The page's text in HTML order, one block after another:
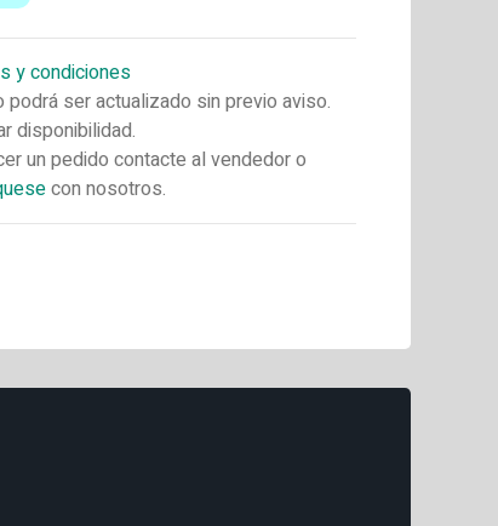
y condiciones
podrá ser actualizado sin previo aviso.
disponibilidad.
un pedido contacte al vendedor o
con nosotros.